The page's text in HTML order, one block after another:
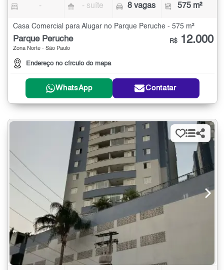
- - suíte 8 vagas 575 m²
Casa Comercial para Alugar no Parque Peruche - 575 m²
Parque Peruche
Zona Norte - São Paulo
Endereço no círculo do mapa
R$ 12.000
WhatsApp Contatar